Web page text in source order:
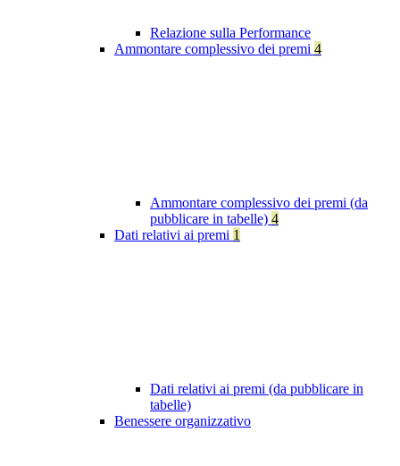
Relazione sulla Performance
Ammontare complessivo dei premi 4
Ammontare complessivo dei premi (da
pubblicare in tabelle) 4
Dati relativi ai premi 1
Dati relativi ai premi (da pubblicare in
tabelle)
Benessere organizzativo